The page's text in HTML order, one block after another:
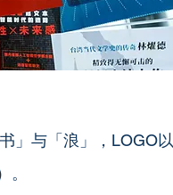
」与「浪」，LOGO以